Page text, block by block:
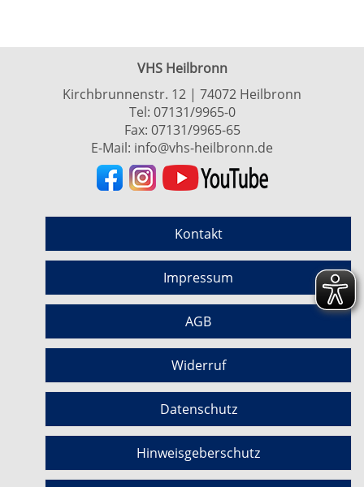
VHS Heilbronn
Kirchbrunnenstr. 12 | 74072 Heilbronn
Tel: 07131/9965-0
Fax: 07131/9965-65
E-Mail: info@vhs-heilbronn.de
Kontakt
Impressum
AGB
Widerruf
Datenschutz
Hinweisgeberschutz